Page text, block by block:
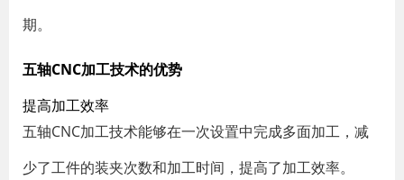
期。
五轴CNC加工技术的优势
提高加工效率
五轴CNC加工技术能够在一次设置中完成多面加工，减
少了工件的装夹次数和加工时间，提高了加工效率。